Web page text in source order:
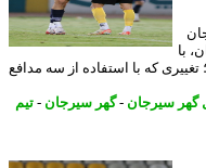
که با استفاده از سه مدافع
سیرجان -گهر سیرجان -تیم